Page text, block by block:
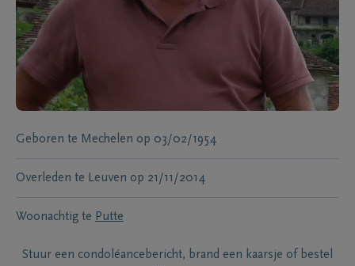
Geboren te Mechelen op 03/02/1954
Overleden te Leuven op 21/11/2014
Woonachtig te Putte
Stuur een condoléancebericht, brand een kaarsje of bestel